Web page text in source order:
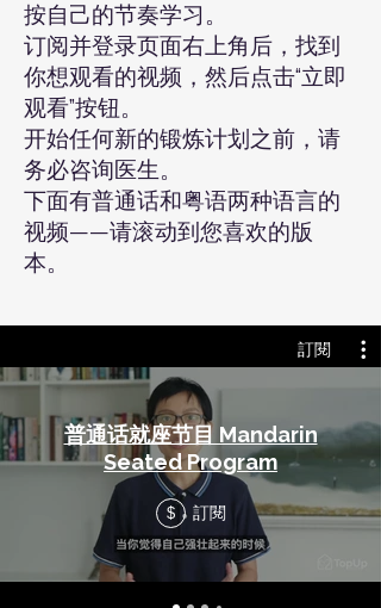
按自己的节奏学习。
订阅并登录页面右上角后，找到
你想观看的视频，然后点击“立即
观看”按钮。
开始任何新的锻炼计划之前，请
务必咨询医生。
下面有普通话和粤语两种语言的
视频——请滚动到您喜欢的版
本。
訂閱
普通话就座节目 Mandarin
Seated Program
$ 訂閱